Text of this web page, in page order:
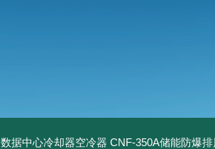
数据中心冷却器空冷器 CNF-350A储能防爆